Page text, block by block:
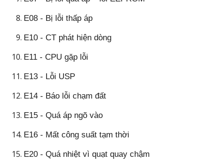
E08 - Bị lỗi thấp áp
E10 - CT phát hiện dòng
E11 - CPU gặp lỗi
E13 - Lỗi USP
E14 - Báo lỗi chạm đất
E15 - Quá áp ngõ vào
E16 - Mất công suất tạm thời
E20 - Quá nhiệt vì quạt quay chậm